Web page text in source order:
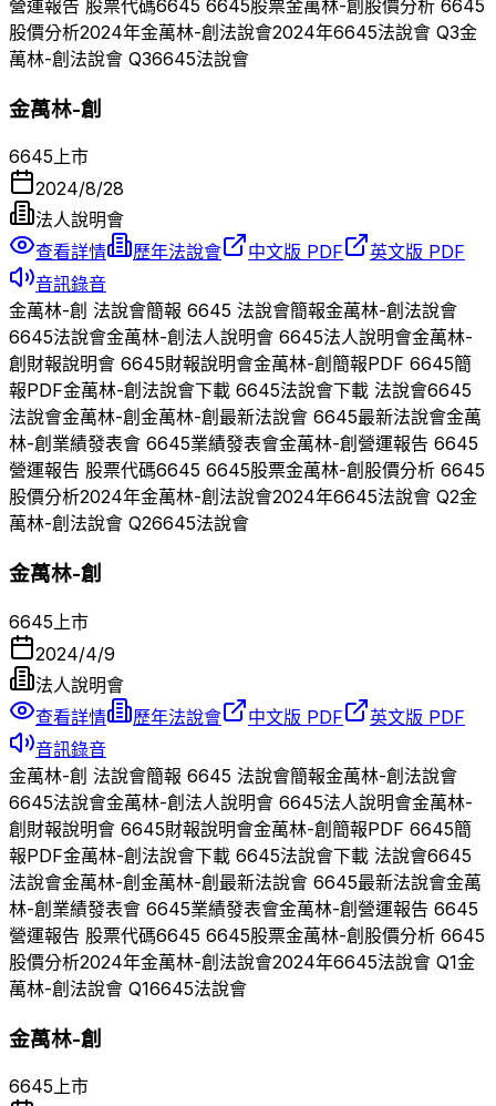
營運報告 股票代碼6645 6645股票金萬林-創 股價分析 6645
股價分析2024年金萬林-創法說會2024年6645法說會 Q3金
萬林-創法說會 Q36645法說會
金萬林-創
6645上市
2024/8/28
法人說明會
查看詳情
歷年法說會 中文版 PDF
英文版 PDF
音訊錄音
金萬林-創 法說會簡報 6645 法說會簡報金萬林-創 法說會
6645法說會金萬林-創 法人說明會 6645法人說明會金萬林-
創 財報說明會 6645財報說明會金萬林-創 簡報PDF 6645簡
報PDF金萬林-創 法說會下載 6645法說會下載 法說會6645
法說會金萬林-創 金萬林-創 最新法說會 6645最新法說會金萬
林-創 業績發表會 6645業績發表會金萬林-創 營運報告 6645
營運報告 股票代碼6645 6645股票金萬林-創 股價分析 6645
股價分析2024年金萬林-創 法說會2024年6645法說會 Q2金
萬林-創 法說會 Q26645法說會
金萬林-創
6645 上市
2024/4/9
法人說明會
查看詳情
歷年法說會 中文版 PDF
英文版 PDF
音訊錄音
金萬林-創 法說會簡報 6645 法說會簡報金萬林-創法說會
6645法說會金萬林-創法人說明會 6645法人說明會金萬林-
創財報說明會 6645財報說明會金萬林-創簡報PDF 6645簡
報PDF金萬林-創法說會下載 6645法說會下載 法說會6645
法說會金萬林-創金萬林-創最新法說會 6645最新法說會金萬
林-創業績發表會 6645業績發表會金萬林-創營運報告 6645
營運報告 股票代碼6645 6645股票金萬林-創股價分析 6645
股價分析2024年金萬林-創法說會2024年6645法說會 Q1金
萬林-創法說會 Q16645法說會
金萬林-創
6645上市